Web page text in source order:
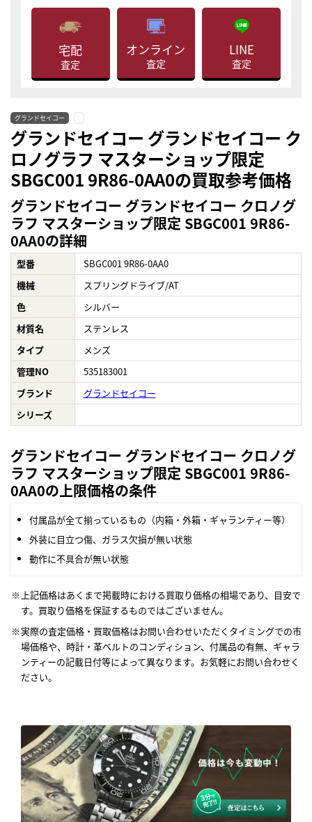
宅配
査定
オンライン
査定
LINE
査定
グランドセイコー
グランドセイコー グランドセイコー ク
ロノグラフ マスターショップ限定
SBGC001 9R86-0AA0の買取参考価格
グランドセイコー グランドセイコー クロノグ
ラフ マスターショップ限定 SBGC001 9R86-
0AA0の詳細
型番
SBGC001 9R86-0AA0
機械
スプリングドライブ/AT
色
シルバー
材質名
ステンレス
タイプ
メンズ
管理NO
535183001
ブランド
グランドセイコー
シリーズ
グランドセイコー グランドセイコー クロノグ
ラフ マスターショップ限定 SBGC001 9R86-
0AA0の上限価格の条件
付属品が全て揃っているもの（内箱・外箱・ギャランティー等）
外装に目立つ傷、ガラス欠損が無い状態
動作に不具合が無い状態
上記価格はあくまで掲載時における買取り価格の相場であり、目安で
す。買取り価格を保証するものではございません。
実際の査定価格・買取価格はお問い合わせいただくタイミングでの市
場価格や、時計・革ベルトのコンディション、付属品の有無、ギャラ
ンティーの記載日付等によって異なります。お気軽にお問い合わせく
ださい。